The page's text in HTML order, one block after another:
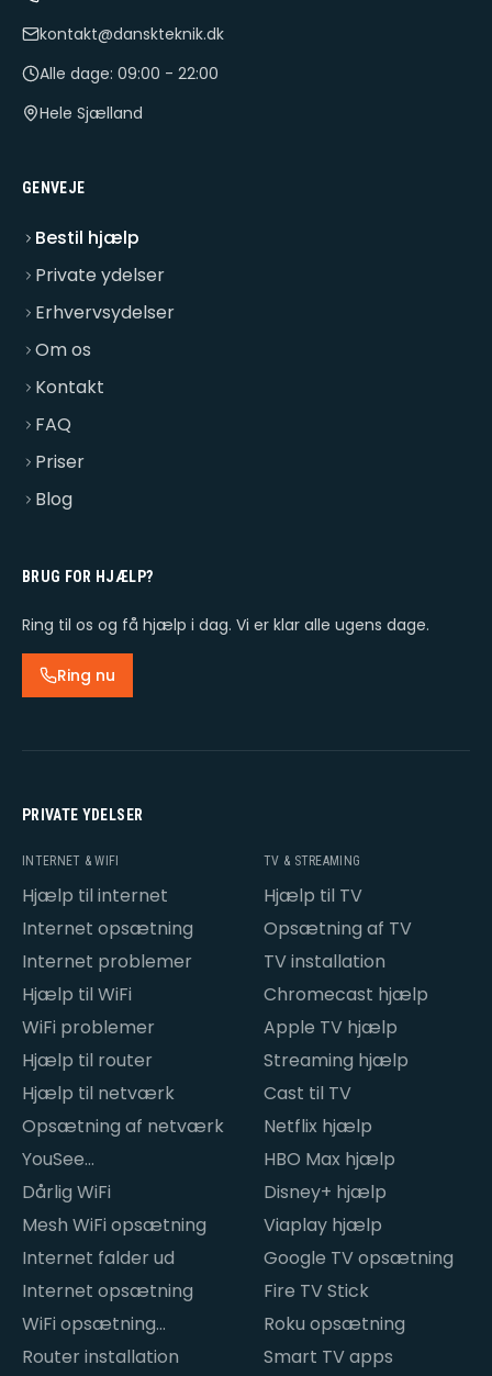
kontakt@danskteknik.dk
Alle dage: 09:00 - 22:00
Hele Sjælland
GENVEJE
Bestil hjælp
Private ydelser
Erhvervsydelser
Om os
Kontakt
FAQ
Priser
Blog
BRUG FOR HJÆLP?
Ring til os og få hjælp i dag. Vi er klar alle ugens dage.
Ring nu
PRIVATE YDELSER
INTERNET & WIFI
Hjælp til internet
Internet opsætning
Internet problemer
Hjælp til WiFi
WiFi problemer
Hjælp til router
Hjælp til netværk
Opsætning af netværk
YouSee
internetproblemer
Dårlig WiFi
Mesh WiFi opsætning
Internet falder ud
Internet opsætning
WiFi opsætning
hjemme
Router installation
TV & STREAMING
Hjælp til TV
Opsætning af TV
TV installation
Chromecast hjælp
Apple TV hjælp
Streaming hjælp
Cast til TV
Netflix hjælp
HBO Max hjælp
Disney+ hjælp
Viaplay hjælp
Google TV opsætning
Fire TV Stick
Roku opsætning
Smart TV apps